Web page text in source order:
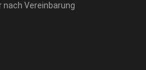
nach Vereinbarung